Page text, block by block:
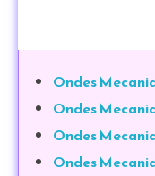
Ondes
Ondes
Ondes
Ondes